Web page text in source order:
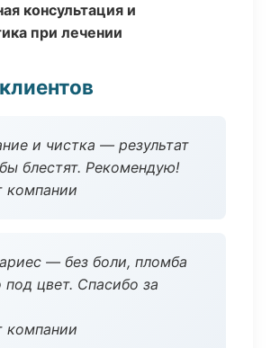
консультация и
при лечении
и чистка — результат
блестят. Рекомендую!
компании
— без боли, пломба
под цвет. Спасибо за
компании